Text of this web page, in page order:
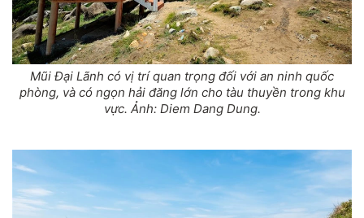
Mũi Đại Lãnh có vị trí quan trọng đối với an ninh quốc
phòng, và có ngọn hải đăng lớn cho tàu thuyền trong khu
vực. Ảnh: Diem Dang Dung.